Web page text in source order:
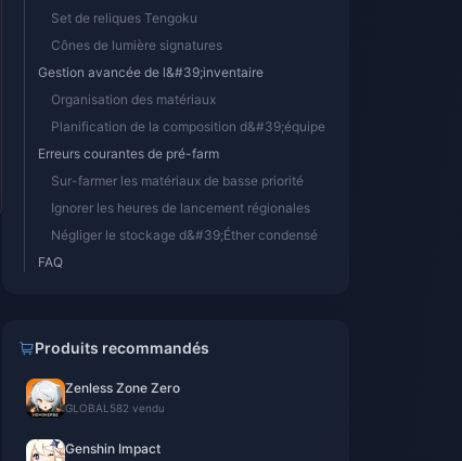
-15%
300 + 30 cristaux
primaires
€ 4.07
Acheter
maintenant
-14%
60 Cristaux
primaires
€ 0.81
€ 0.95
Acheter
maintenant
€ 4.07
€ 5.02
maintenant
Set de reliques Tengoku
Cônes de lumière signatures
Gestion avancée de l&#39;inventaire
Organisation des matériaux
Planification de la composition d&#39;équipe
Erreurs courantes de pré-farm
Sur-farmer les matériaux de basse priorité
Ignorer les heures de lancement régionales
Négliger le stockage d&#39;Éther condensé
FAQ
Produits recommandés
Zenless Zone Zero
GLOBAL 582 vendu
Genshin Impact